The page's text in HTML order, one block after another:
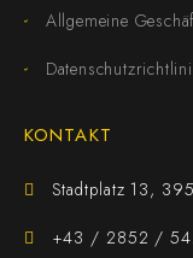
Allgemeine
KONTAKT
Stadtplatz 13,
+43 / 2852 /